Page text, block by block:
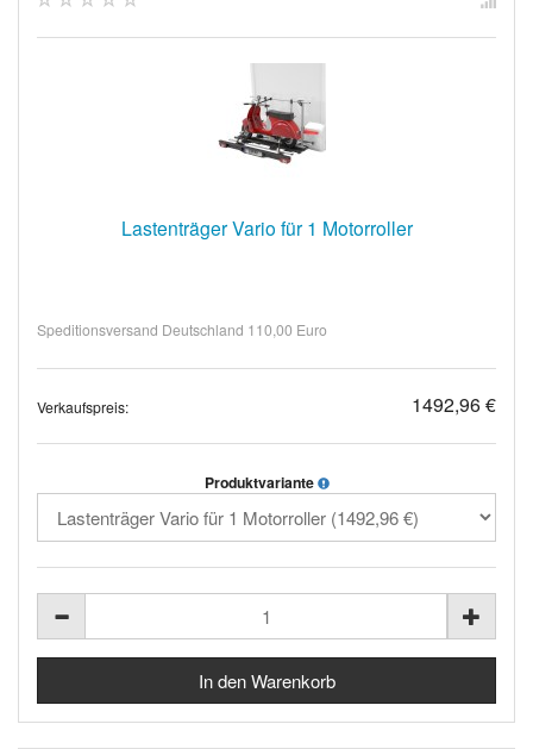
Lastenträger Vario für 1 Motorroller
Speditionsversand Deutschland 110,00 Euro
Verkaufspreis: 1492,96 €
Produktvariante